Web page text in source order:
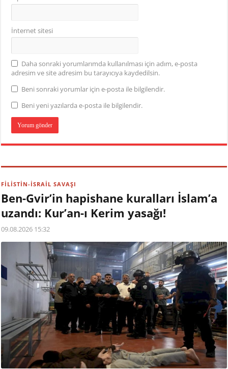
İnternet sitesi
Daha sonraki yorumlarımda kullanılması için adım, e-posta
adresim ve site adresim bu tarayıcıya kaydedilsin.
Beni sonraki yorumlar için e-posta ile bilgilendir.
Beni yeni yazılarda e-posta ile bilgilendir.
FİLİSTİN-İSRAİL SAVAŞI
Ben-Gvir’in hapishane kuralları İslam’a
uzandı: Kur’an-ı Kerim yasağı!
09.08.2026 15:32